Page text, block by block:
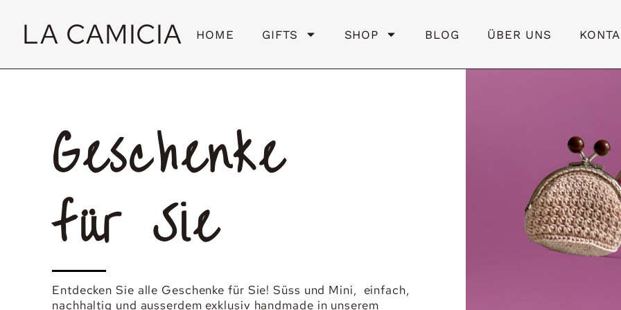
LA CAMICIA HOME GIFTS SHOP BLOG ÜBER UNS
Geschenke
für Sie
Entdecken Sie alle Geschenke für Sie! Süss und Mini, einfach,
nachhaltig und ausserdem exklusiv handmade in unserem